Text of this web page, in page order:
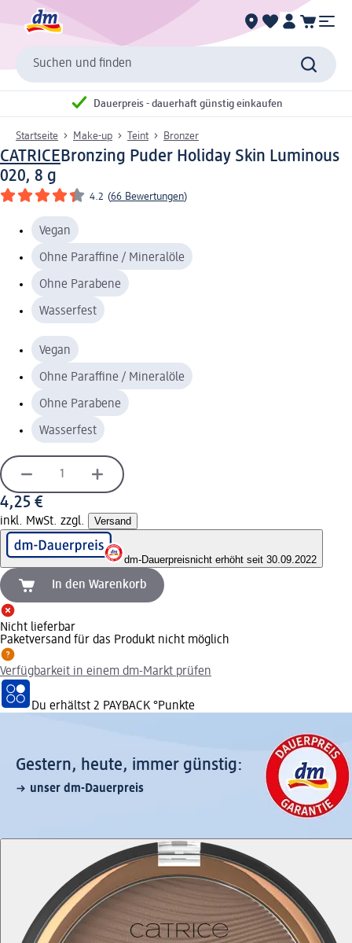
Suchen und finden
Dauerpreis - dauerhaft günstig einkaufen
Startseite Make-up Teint Bronzer
CATRICEBronzing Puder Holiday Skin Luminous
020, 8 g
4.2 (66 Bewertungen)
Vegan
Ohne Paraffine / Mineralöle
Ohne Parabene
Wasserfest
Vegan
Ohne Paraffine / Mineralöle
Ohne Parabene
Wasserfest
4,25 €
inkl. MwSt. zzgl. Versand
dm-Dauerpreisnicht erhöht seit 30.09.2022
In den Warenkorb
Nicht lieferbar
Paketversand für das Produkt nicht möglich
Verfügbarkeit in einem dm-Markt prüfen
Du erhältst 2 PAYBACK °Punkte
Gestern, heute, immer günstig:
unser dm-Dauerpreis